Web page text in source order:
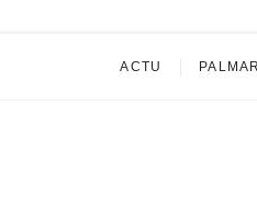
Eric ACTU